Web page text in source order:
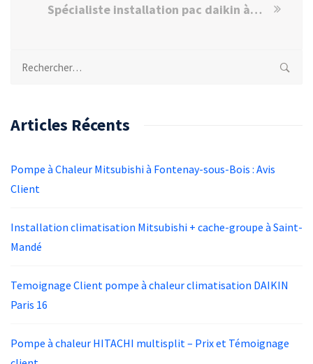
Spécialiste installation pac daikin à Noisiel
Rechercher :
Articles Récents
Pompe à Chaleur Mitsubishi à Fontenay-sous-Bois : Avis
Client
Installation climatisation Mitsubishi + cache-groupe à Saint-
Mandé
Temoignage Client pompe à chaleur climatisation DAIKIN
Paris 16
Pompe à chaleur HITACHI multisplit – Prix et Témoignage